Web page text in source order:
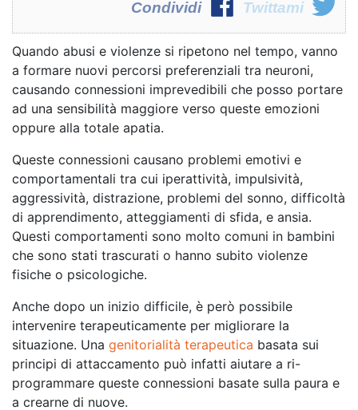
Twittami
Condividi
Quando abusi e violenze si ripetono nel tempo, vanno
a formare nuovi percorsi preferenziali tra neuroni,
causando connessioni imprevedibili che posso portare
ad una sensibilità maggiore verso queste emozioni
oppure alla totale apatia.
Queste connessioni causano problemi emotivi e
comportamentali tra cui iperattività, impulsività,
aggressività, distrazione, problemi del sonno, difficoltà
di apprendimento, atteggiamenti di sfida, e ansia.
Questi comportamenti sono molto comuni in bambini
che sono stati trascurati o hanno subito violenze
fisiche o psicologiche.
Anche dopo un inizio difficile, è però possibile
intervenire terapeuticamente per migliorare la
situazione. Una genitorialità terapeutica basata sui
principi di attaccamento può infatti aiutare a ri-
programmare queste connessioni basate sulla paura e
a crearne di nuove.